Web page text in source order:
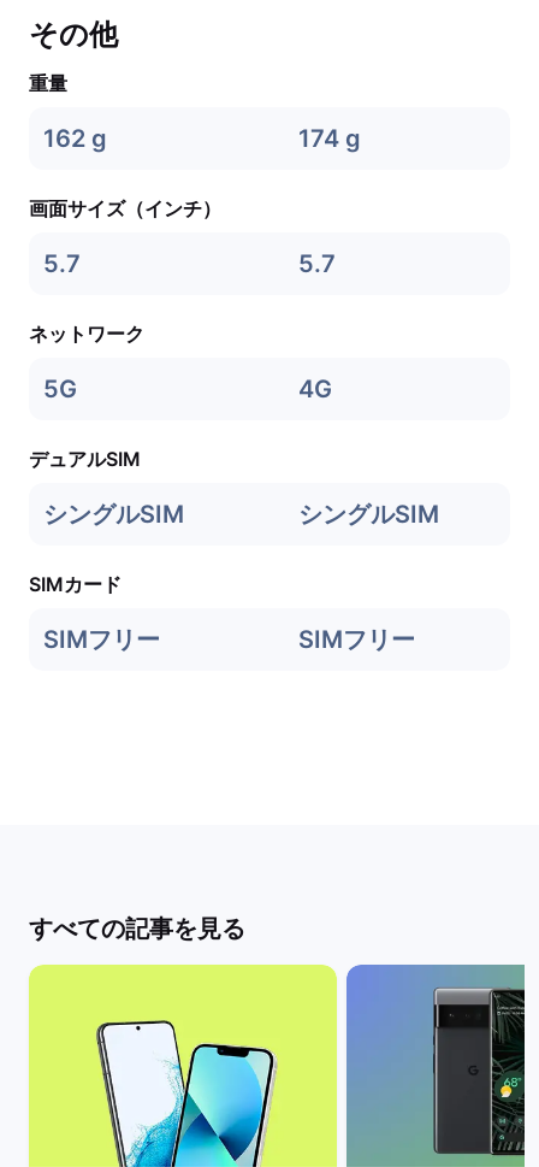
その他
重量
162 g 174 g
画面サイズ（インチ）
5.7 5.7
ネットワーク
5G 4G
デュアルSIM
シングルSIM シングルSIM
SIMカード
SIMフリー SIMフリー
すべての記事を見る